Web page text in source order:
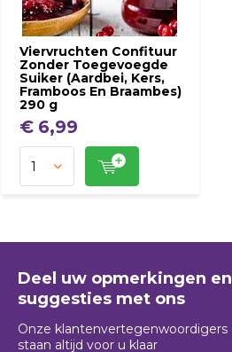
Viervruchten Confituur
Zonder Toegevoegde
Suiker (Aardbei, Kers,
Framboos En Braambes)
290 g
€ 6,99
Deel uw opmerkingen en
suggesties met ons
Onze klantenvertegenwoordigers
staan ​​altijd voor u klaar